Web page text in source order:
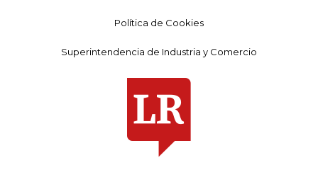
Política de Cookies
Superintendencia de Industria y Comercio